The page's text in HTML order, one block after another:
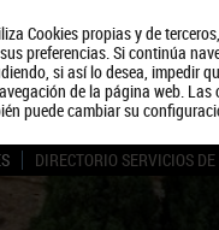
Cookies propias y de
preferencias. Si continúa
si así lo desea, impedir
de la página web.
puede cambiar su
DIRECTORIO SERVICIOS